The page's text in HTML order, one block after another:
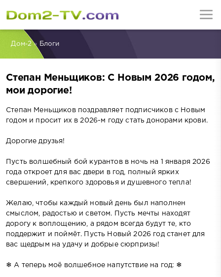
Дом-2» Блоги
Степан Меньщиков: С Новым 2026 годом,
мои дорогие!
Степан Меньщиков поздравляет подписчиков с Новым
годом и просит их в 2026-м году стать донорами крови.
Дорогие друзья!
Пусть волшебный бой курантов в ночь на 1 января 2026
года откроет для вас двери в год, полный ярких
свершений, крепкого здоровья и душевного тепла!
Желаю, чтобы каждый новый день был наполнен
смыслом, радостью и светом. Пусть мечты находят
дорогу к воплощению, а рядом всегда будут те, кто
поддержит и поймёт. Пусть Новый 2026 год станет для
вас щедрым на удачу и добрые сюрпризы!
❄ А теперь моё волшебное напутствие на год: ❄